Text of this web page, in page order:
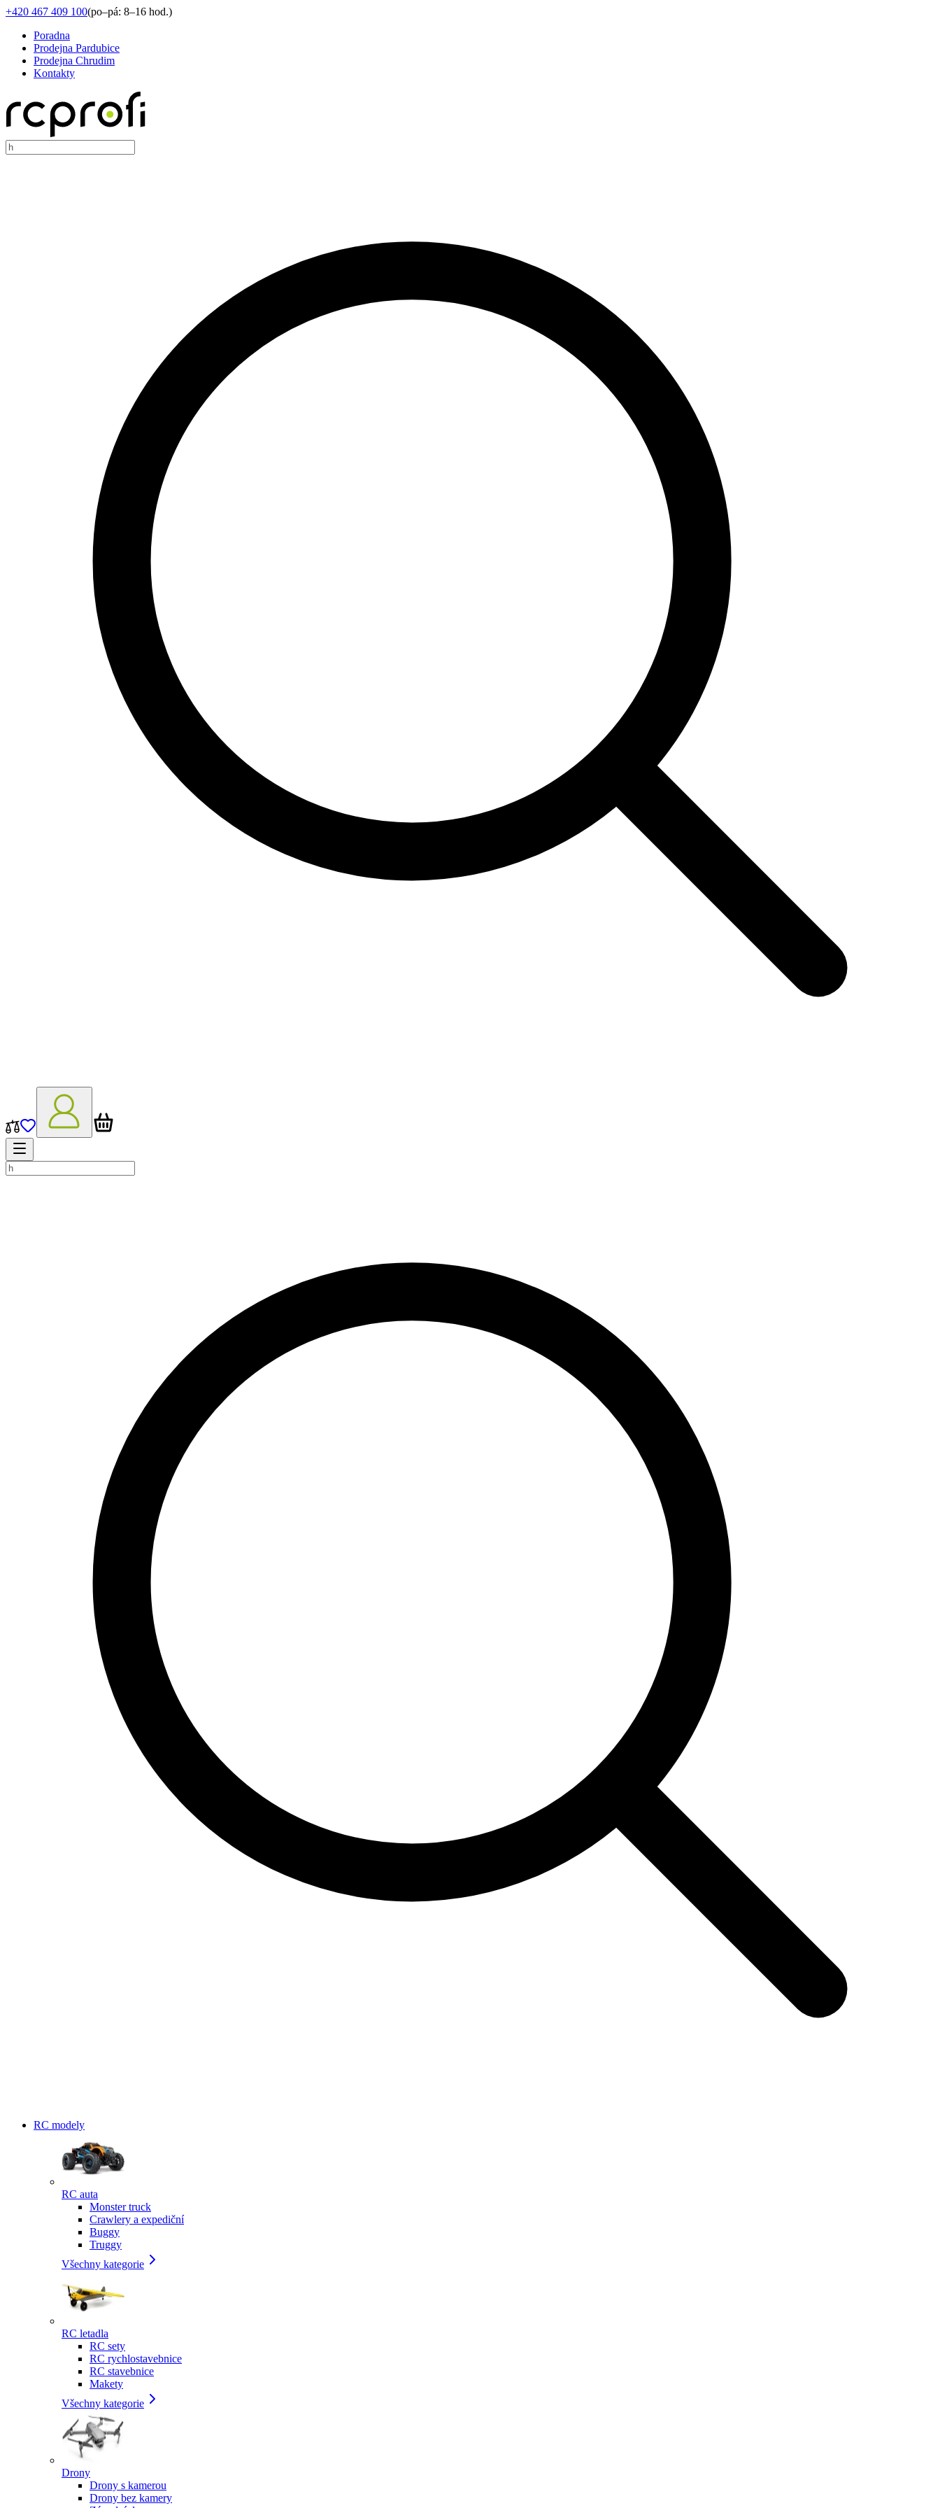
+420 467 409 100(po–pá: 8–16 hod.)
Poradna
Prodejna Pardubice
Prodejna Chrudim
Kontakty
RC modely
RC auta
Monster truck
Crawlery a expediční
Buggy
Truggy
Všechny kategorie
RC letadla
RC sety
RC rychlostavebnice
RC stavebnice
Makety
Všechny kategorie
Drony
Drony s kamerou
Drony bez kamery